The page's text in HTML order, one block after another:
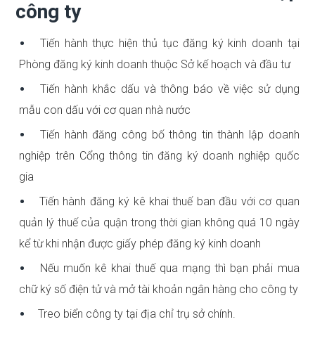
công ty
Tiến hành thực hiện thủ tục đăng ký kinh doanh tại
Phòng đăng ký kinh doanh thuộc Sở kế hoạch và đầu tư
Tiến hành khắc dấu và thông báo về việc sử dụng
mẫu con dấu với cơ quan nhà nước
Tiến hành đăng công bố thông tin thành lập doanh
nghiệp trên Cổng thông tin đăng ký doanh nghiệp quốc
gia
Tiến hành đăng ký kê khai thuế ban đầu với cơ quan
quản lý thuế của quận trong thời gian không quá 10 ngày
kể từ khi nhận được giấy phép đăng ký kinh doanh
Nếu muốn kê khai thuế qua mạng thì bạn phải mua
chữ ký số điện tử và mở tài khoản ngân hàng cho công ty
Treo biển công ty tại địa chỉ trụ sở chính.